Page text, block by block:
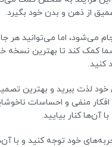
عمیق از ذهن و بدن خود بگیرد.
می‌شود، اما می‌توانید هر
کمک کند تا بهترین نسخه
کنید.
خود لذت ببرید و بهترین
منفی و احساسات
آن‌ها کنار بیایید.
خود توجه کنید و با